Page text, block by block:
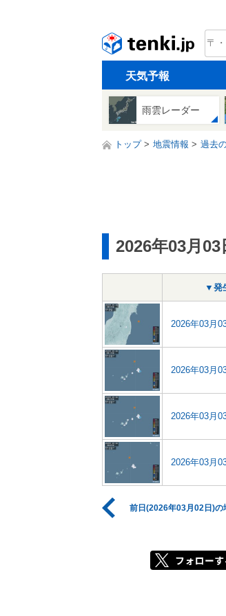
天気予報
雨雲レーダー
トップ 地震情報 過去
2026年03月
▼発
2026年03月
2026年03月
2026年03月
2026年03月
前日(2026年03月02日)の